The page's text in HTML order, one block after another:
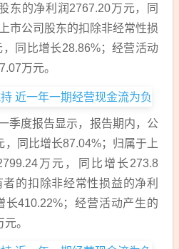
东的净利润 2767.20万元，同
市公司股东的扣除非经常性损
，同比增长28.86%； 经营活动
万元。
季度报告显示，报告期内，公
，同比增长87.04%；归属于上
万元，同比增长 273.8
的扣除非经常性损益的净利
长410.22%； 经营活动产生的
元。